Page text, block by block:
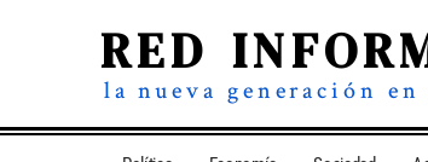
RED
la nueva generación